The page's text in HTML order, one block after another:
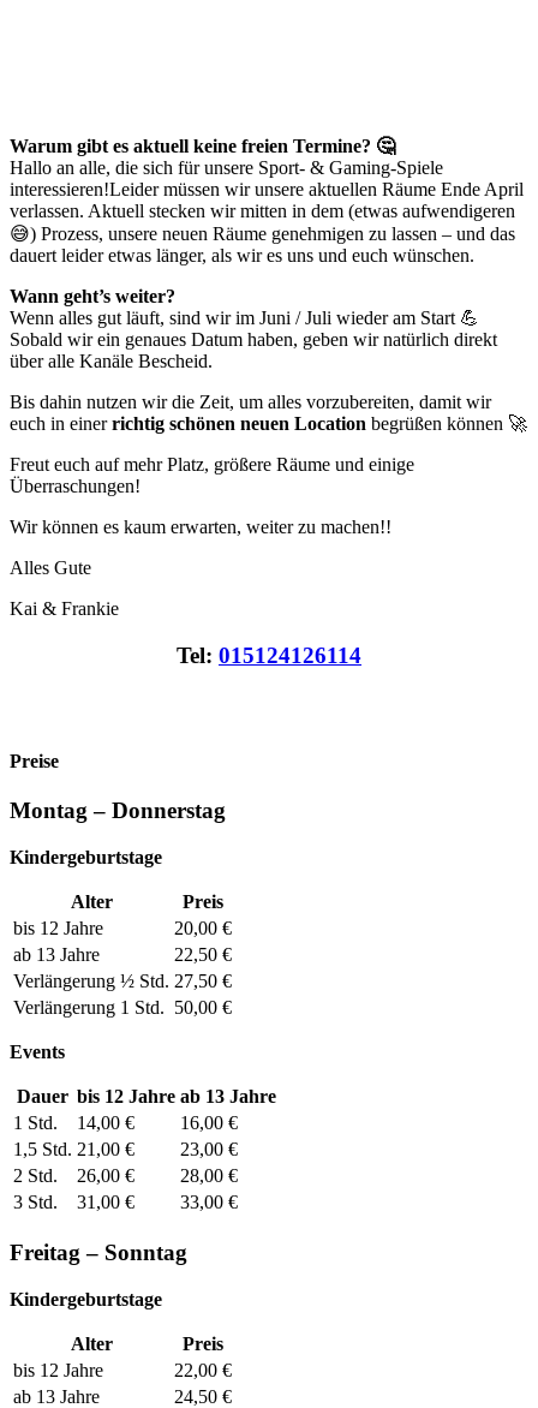
Warum gibt es aktuell keine freien Termine? 🤔
Hallo an alle, die sich für unsere Sport- & Gaming-Spiele
interessieren!Leider müssen wir unsere aktuellen Räume Ende April
verlassen. Aktuell stecken wir mitten in dem (etwas aufwendigeren
😅) Prozess, unsere neuen Räume genehmigen zu lassen – und das
dauert leider etwas länger, als wir es uns und euch wünschen.
Wann geht’s weiter?
Wenn alles gut läuft, sind wir im Juni / Juli wieder am Start 💪
Sobald wir ein genaues Datum haben, geben wir natürlich direkt
über alle Kanäle Bescheid.
Bis dahin nutzen wir die Zeit, um alles vorzubereiten, damit wir
euch in einerrichtig schönen neuen Location begrüßen können 🚀
Freut euch auf mehr Platz, größere Räume und einige
Überraschungen!
Wir können es kaum erwarten, weiter zu machen!!
Alles Gute
Kai & Frankie
Tel: 015124126114
Preise
Montag – Donnerstag
Kindergeburtstage
Alter
Preis
bis 12 Jahre
20,00 €
ab 13 Jahre
22,50 €
Verlängerung ½ Std. 27,50 €
Verlängerung 1 Std. 50,00 €
Events
Dauer bis 12 Jahre ab 13 Jahre
1 Std.
14,00 €
16,00 €
1,5 Std. 21,00 €
23,00 €
2 Std.
26,00 €
28,00 €
3 Std.
31,00 € 33,00 €
Freitag – Sonntag
Kindergeburtstage
Alter
Preis
bis 12 Jahre
22,00 €
ab 13 Jahre
24,50 €